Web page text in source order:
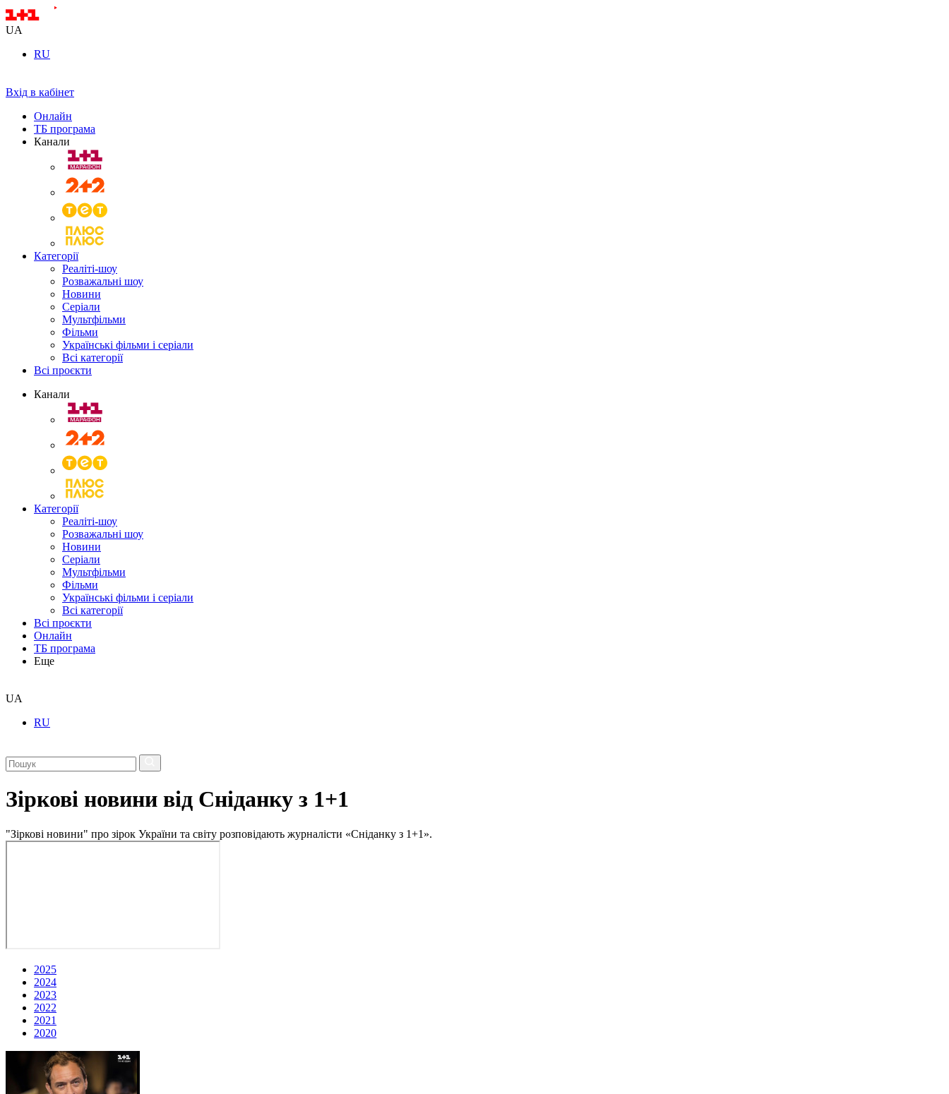
UA
RU
Вхід в кабінет
Онлайн
ТБ програма
Канали
Категорії
Реаліті-шоу
Розважальні шоу
Новини
Серіали
Мультфільми
Фільми
Українські фільми і серіали
Всі категорії
Всі проєкти
Канали
Категорії
Реаліті-шоу
Розважальні шоу
Новини
Серіали
Мультфільми
Фільми
Українські фільми і серіали
Всі категорії
Всі проєкти
Онлайн
ТБ програма
Еще
UA
RU
Зіркові новини від Сніданку з 1+1
"Зіркові новини" про зірок України та світу розповідають журналісти «Сніданку з 1+1».
2025
2024
2023
2022
2021
2020